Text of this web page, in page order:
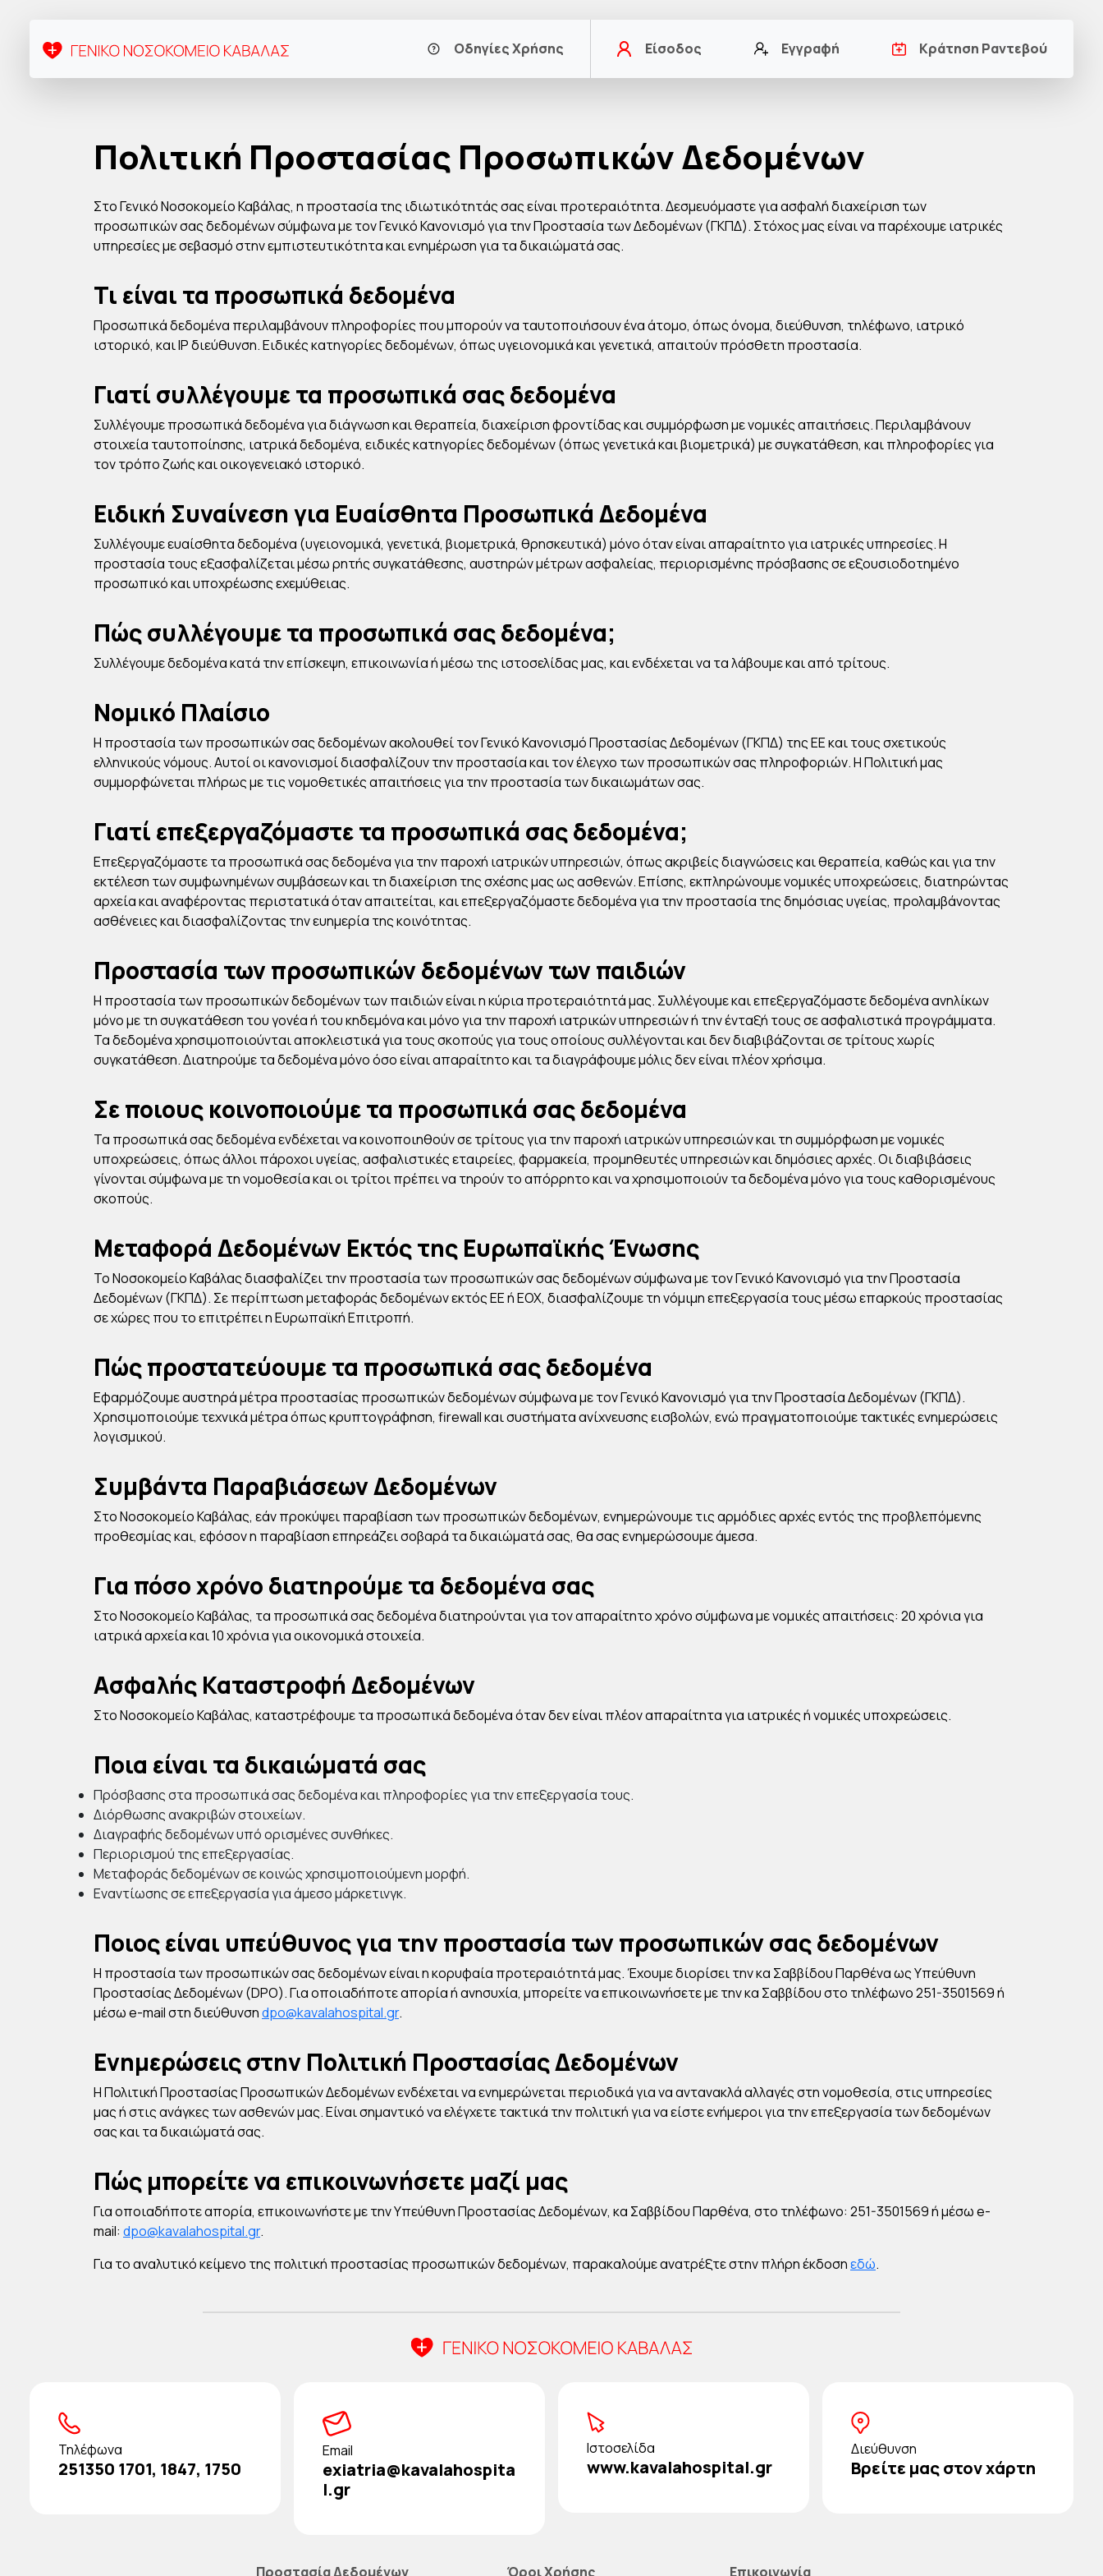
Κράτηση Ραντεβού
Εγγραφή
Είσοδος
Οδηγίες Χρήσης
Πολιτική Προστασίας Προσωπικών Δεδομένων
Στο Γενικό Νοσοκομείο Καβάλας, η προστασία της ιδιωτικότητάς σας είναι προτεραιότητα. Δεσμευόμαστε για ασφαλή διαχείριση των
προσωπικών σας δεδομένων σύμφωνα με τον Γενικό Κανονισμό για την Προστασία των Δεδομένων (ΓΚΠΔ). Στόχος μας είναι να παρέχουμε ιατρικές
υπηρεσίες με σεβασμό στην εμπιστευτικότητα και ενημέρωση για τα δικαιώματά σας.
Τι είναι τα προσωπικά δεδομένα
Προσωπικά δεδομένα περιλαμβάνουν πληροφορίες που μπορούν να ταυτοποιήσουν ένα άτομο, όπως όνομα, διεύθυνση, τηλέφωνο, ιατρικό
ιστορικό, και IP διεύθυνση. Ειδικές κατηγορίες δεδομένων, όπως υγειονομικά και γενετικά, απαιτούν πρόσθετη προστασία.
Γιατί συλλέγουμε τα προσωπικά σας δεδομένα
Συλλέγουμε προσωπικά δεδομένα για διάγνωση και θεραπεία, διαχείριση φροντίδας και συμμόρφωση με νομικές απαιτήσεις. Περιλαμβάνουν
στοιχεία ταυτοποίησης, ιατρικά δεδομένα, ειδικές κατηγορίες δεδομένων (όπως γενετικά και βιομετρικά) με συγκατάθεση, και πληροφορίες για
τον τρόπο ζωής και οικογενειακό ιστορικό.
Ειδική Συναίνεση για Ευαίσθητα Προσωπικά Δεδομένα
Συλλέγουμε ευαίσθητα δεδομένα (υγειονομικά, γενετικά, βιομετρικά, θρησκευτικά) μόνο όταν είναι απαραίτητο για ιατρικές υπηρεσίες. Η
προστασία τους εξασφαλίζεται μέσω ρητής συγκατάθεσης, αυστηρών μέτρων ασφαλείας, περιορισμένης πρόσβασης σε εξουσιοδοτημένο
προσωπικό και υποχρέωσης εχεμύθειας.
Πώς συλλέγουμε τα προσωπικά σας δεδομένα;
Συλλέγουμε δεδομένα κατά την επίσκεψη, επικοινωνία ή μέσω της ιστοσελίδας μας, και ενδέχεται να τα λάβουμε και από τρίτους.
Νομικό Πλαίσιο
Η προστασία των προσωπικών σας δεδομένων ακολουθεί τον Γενικό Κανονισμό Προστασίας Δεδομένων (ΓΚΠΔ) της ΕΕ και τους σχετικούς
ελληνικούς νόμους. Αυτοί οι κανονισμοί διασφαλίζουν την προστασία και τον έλεγχο των προσωπικών σας πληροφοριών. Η Πολιτική μας
συμμορφώνεται πλήρως με τις νομοθετικές απαιτήσεις για την προστασία των δικαιωμάτων σας.
Γιατί επεξεργαζόμαστε τα προσωπικά σας δεδομένα;
Επεξεργαζόμαστε τα προσωπικά σας δεδομένα για την παροχή ιατρικών υπηρεσιών, όπως ακριβείς διαγνώσεις και θεραπεία, καθώς και για την
εκτέλεση των συμφωνημένων συμβάσεων και τη διαχείριση της σχέσης μας ως ασθενών. Επίσης, εκπληρώνουμε νομικές υποχρεώσεις, διατηρώντας
αρχεία και αναφέροντας περιστατικά όταν απαιτείται, και επεξεργαζόμαστε δεδομένα για την προστασία της δημόσιας υγείας, προλαμβάνοντας
ασθένειες και διασφαλίζοντας την ευημερία της κοινότητας.
Προστασία των προσωπικών δεδομένων των παιδιών
Η προστασία των προσωπικών δεδομένων των παιδιών είναι η κύρια προτεραιότητά μας. Συλλέγουμε και επεξεργαζόμαστε δεδομένα ανηλίκων
μόνο με τη συγκατάθεση του γονέα ή του κηδεμόνα και μόνο για την παροχή ιατρικών υπηρεσιών ή την ένταξή τους σε ασφαλιστικά προγράμματα.
Τα δεδομένα χρησιμοποιούνται αποκλειστικά για τους σκοπούς για τους οποίους συλλέγονται και δεν διαβιβάζονται σε τρίτους χωρίς
συγκατάθεση. Διατηρούμε τα δεδομένα μόνο όσο είναι απαραίτητο και τα διαγράφουμε μόλις δεν είναι πλέον χρήσιμα.
Σε ποιους κοινοποιούμε τα προσωπικά σας δεδομένα
Τα προσωπικά σας δεδομένα ενδέχεται να κοινοποιηθούν σε τρίτους για την παροχή ιατρικών υπηρεσιών και τη συμμόρφωση με νομικές
υποχρεώσεις, όπως άλλοι πάροχοι υγείας, ασφαλιστικές εταιρείες, φαρμακεία, προμηθευτές υπηρεσιών και δημόσιες αρχές. Οι διαβιβάσεις
γίνονται σύμφωνα με τη νομοθεσία και οι τρίτοι πρέπει να τηρούν το απόρρητο και να χρησιμοποιούν τα δεδομένα μόνο για τους καθορισμένους
σκοπούς.
Μεταφορά Δεδομένων Εκτός της Ευρωπαϊκής Ένωσης
Το Νοσοκομείο Καβάλας διασφαλίζει την προστασία των προσωπικών σας δεδομένων σύμφωνα με τον Γενικό Κανονισμό για την Προστασία
Δεδομένων (ΓΚΠΔ). Σε περίπτωση μεταφοράς δεδομένων εκτός ΕΕ ή ΕΟΧ, διασφαλίζουμε τη νόμιμη επεξεργασία τους μέσω επαρκούς προστασίας
σε χώρες που το επιτρέπει η Ευρωπαϊκή Επιτροπή.
Πώς προστατεύουμε τα προσωπικά σας δεδομένα
Εφαρμόζουμε αυστηρά μέτρα προστασίας προσωπικών δεδομένων σύμφωνα με τον Γενικό Κανονισμό για την Προστασία Δεδομένων (ΓΚΠΔ).
Χρησιμοποιούμε τεχνικά μέτρα όπως κρυπτογράφηση, firewall και συστήματα ανίχνευσης εισβολών, ενώ πραγματοποιούμε τακτικές ενημερώσεις
λογισμικού.
Συμβάντα Παραβιάσεων Δεδομένων
Στο Νοσοκομείο Καβάλας, εάν προκύψει παραβίαση των προσωπικών δεδομένων, ενημερώνουμε τις αρμόδιες αρχές εντός της προβλεπόμενης
προθεσμίας και, εφόσον η παραβίαση επηρεάζει σοβαρά τα δικαιώματά σας, θα σας ενημερώσουμε άμεσα.
Για πόσο χρόνο διατηρούμε τα δεδομένα σας
Στο Νοσοκομείο Καβάλας, τα προσωπικά σας δεδομένα διατηρούνται για τον απαραίτητο χρόνο σύμφωνα με νομικές απαιτήσεις: 20 χρόνια για
ιατρικά αρχεία και 10 χρόνια για οικονομικά στοιχεία.
Ασφαλής Καταστροφή Δεδομένων
Στο Νοσοκομείο Καβάλας, καταστρέφουμε τα προσωπικά δεδομένα όταν δεν είναι πλέον απαραίτητα για ιατρικές ή νομικές υποχρεώσεις.
Ποια είναι τα δικαιώματά σας
Πρόσβασης στα προσωπικά σας δεδομένα και πληροφορίες για την επεξεργασία τους.
Διόρθωσης ανακριβών στοιχείων.
Διαγραφής δεδομένων υπό ορισμένες συνθήκες.
Περιορισμού της επεξεργασίας.
Μεταφοράς δεδομένων σε κοινώς χρησιμοποιούμενη μορφή.
Εναντίωσης σε επεξεργασία για άμεσο μάρκετινγκ.
Ποιος είναι υπεύθυνος για την προστασία των προσωπικών σας δεδομένων
Η προστασία των προσωπικών σας δεδομένων είναι η κορυφαία προτεραιότητά μας. Έχουμε διορίσει την κα Σαββίδου Παρθένα ως Υπεύθυνη
Προστασίας Δεδομένων (DPO). Για οποιαδήποτε απορία ή ανησυχία, μπορείτε να επικοινωνήσετε με την κα Σαββίδου στο τηλέφωνο 251-3501569 ή
μέσω e-mail στη διεύθυνσηdpo@kavalahospital.gr.
Ενημερώσεις στην Πολιτική Προστασίας Δεδομένων
Η Πολιτική Προστασίας Προσωπικών Δεδομένων ενδέχεται να ενημερώνεται περιοδικά για να αντανακλά αλλαγές στη νομοθεσία, στις υπηρεσίες
μας ή στις ανάγκες των ασθενών μας. Είναι σημαντικό να ελέγχετε τακτικά την πολιτική για να είστε ενήμεροι για την επεξεργασία των δεδομένων
σας και τα δικαιώματά σας.
Πώς μπορείτε να επικοινωνήσετε μαζί μας
Για οποιαδήποτε απορία, επικοινωνήστε με την Υπεύθυνη Προστασίας Δεδομένων, κα Σαββίδου Παρθένα, στο τηλέφωνο: 251-3501569 ή μέσω e-
mail: dpo@kavalahospital.gr.
Για το αναλυτικό κείμενο της πολιτική προστασίας προσωπικών δεδομένων, παρακαλούμε ανατρέξτε στην πλήρη έκδοσηεδώ.
Τηλέφωνα
251350 1701, 1847, 1750
Email
exiatria@kavalahospita
l.gr
Ιστοσελίδα
www.kavalahospital.gr
Διεύθυνση
Βρείτε μας στον χάρτη
Προστασία Δεδομένων Όροι Χρήσης Επικοινωνία